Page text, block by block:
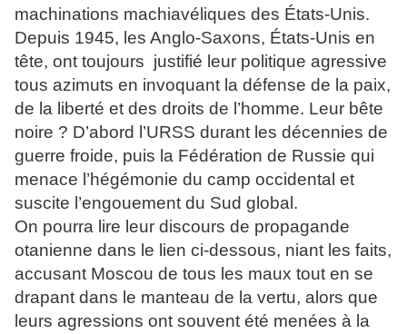
machinations machiavéliques des États-Unis.
Depuis 1945, les Anglo-Saxons, États-Unis en
tête, ont toujours justifié leur politique agressive
tous azimuts en invoquant la défense de la paix,
de la liberté et des droits de l’homme. Leur bête
noire ? D’abord l’URSS durant les décennies de
guerre froide, puis la Fédération de Russie qui
menace l’hégémonie du camp occidental et
suscite l’engouement du Sud global.
On pourra lire leur discours de propagande
otanienne dans le lien ci-dessous, niant les faits,
accusant Moscou de tous les maux tout en se
drapant dans le manteau de la vertu, alors que
leurs agressions ont souvent été menées à la